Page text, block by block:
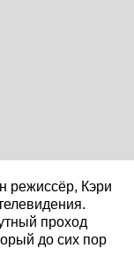
режиссёр, Кэри
проход
до сих пор